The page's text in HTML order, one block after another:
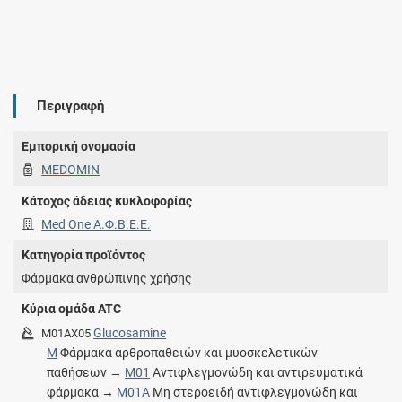
Περιγραφή
Εμπορική ονομασία
MEDOMIN
Κάτοχος άδειας κυκλοφορίας
Med One Α.Φ.Β.Ε.Ε.
Κατηγορία προϊόντος
Φάρμακα ανθρώπινης χρήσης
Κύρια ομάδα ATC
M01AX05 Glucosamine
M Φάρμακα αρθροπαθειών και μυοσκελετικών
παθήσεων → M01 Αντιφλεγμονώδη και αντιρευματικά
φάρμακα → M01A Μη στεροειδή αντιφλεγμονώδη και